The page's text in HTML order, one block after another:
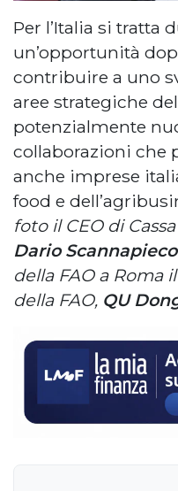
Per l’Italia si tratta
un’opportunità
contribuire a uno
aree strategiche
potenzialmente
collaborazioni che
anche imprese
food e
foto il CEO di
Dario Scannapieco
della FAO a Roma
della FAO, QU